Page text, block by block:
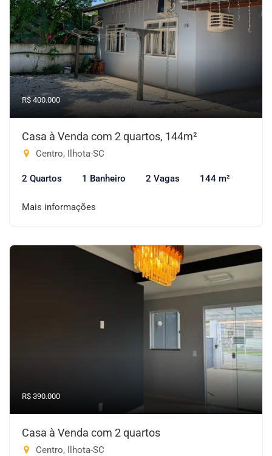
R$ 400.000
Casa à Venda com 2 quartos, 144m²
Centro, Ilhota-SC
2 Quartos 1 Banheiro 2 Vagas 144 m²
Mais informações
R$ 390.000
Casa à Venda com 2 quartos
Centro, Ilhota-SC